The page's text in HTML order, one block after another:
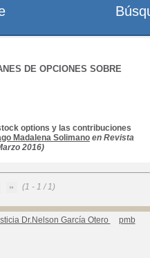
DE OPCIONES SOBRE
options y las contribuciones
Madalena Solimano en Revista
2016)
(1 - 1 / 1)
Dr.Nelson García Otero pmb